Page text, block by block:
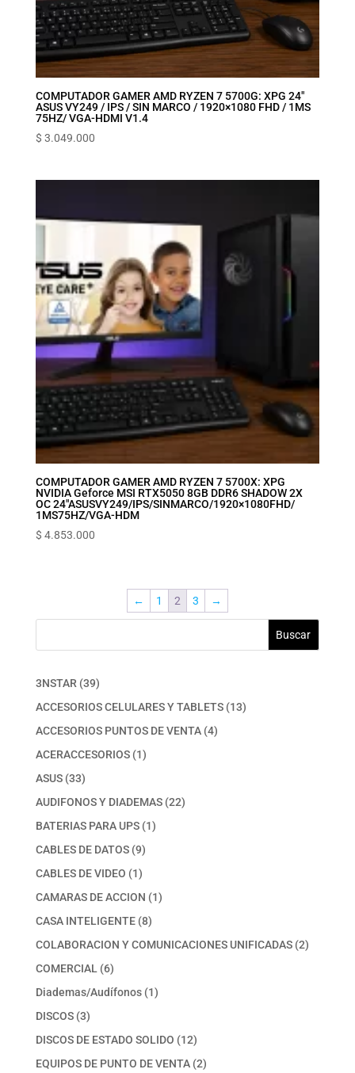
COMPUTADOR GAMER AMD RYZEN 7 5700G: XPG 24″
ASUS VY249 / IPS / SIN MARCO / 1920×1080 FHD / 1MS
75HZ/ VGA-HDMI V1.4
$ 3.049.000
COMPUTADOR GAMER AMD RYZEN 7 5700X: XPG
NVIDIA Geforce MSI RTX5050 8GB DDR6 SHADOW 2X
OC 24″‎ASUS‎VY249‎/‎IPS‎/‎SIN‎MARCO‎/‎1920×1080‎FHD‎/‎
1MS‎75HZ/‎VGA-HDM
$ 4.853.000
← 1 2 3 →
Buscar
3NSTAR 3939
productos
ACCESORIOS CELULARES Y TABLETS 1313
ACCESORIOS PUNTOS DE VENTA 44
ACERACCESORIOS 11
ASUS 3333
productos
AUDIFONOS Y DIADEMAS 2222
BATERIAS PARA UPS 11
CABLES DE DATOS 99
productos
CABLES DE VIDEO 11
producto
CAMARAS DE ACCION 11
CASA INTELIGENTE 88
productos
COLABORACION Y COMUNICACIONES UNIFICADAS 22
COMERCIAL 66
productos
Diademas/Audífonos 11
DISCOS 33
productos
DISCOS DE ESTADO SOLIDO 1212
productos
EQUIPOS DE PUNTO DE VENTA 22